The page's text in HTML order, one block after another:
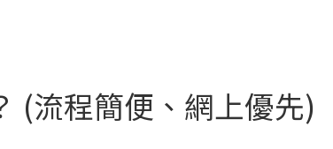
(流程簡便、網上優先)